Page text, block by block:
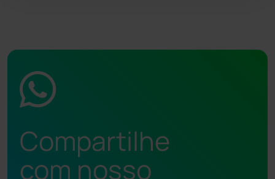
Compartilhe
com nosso